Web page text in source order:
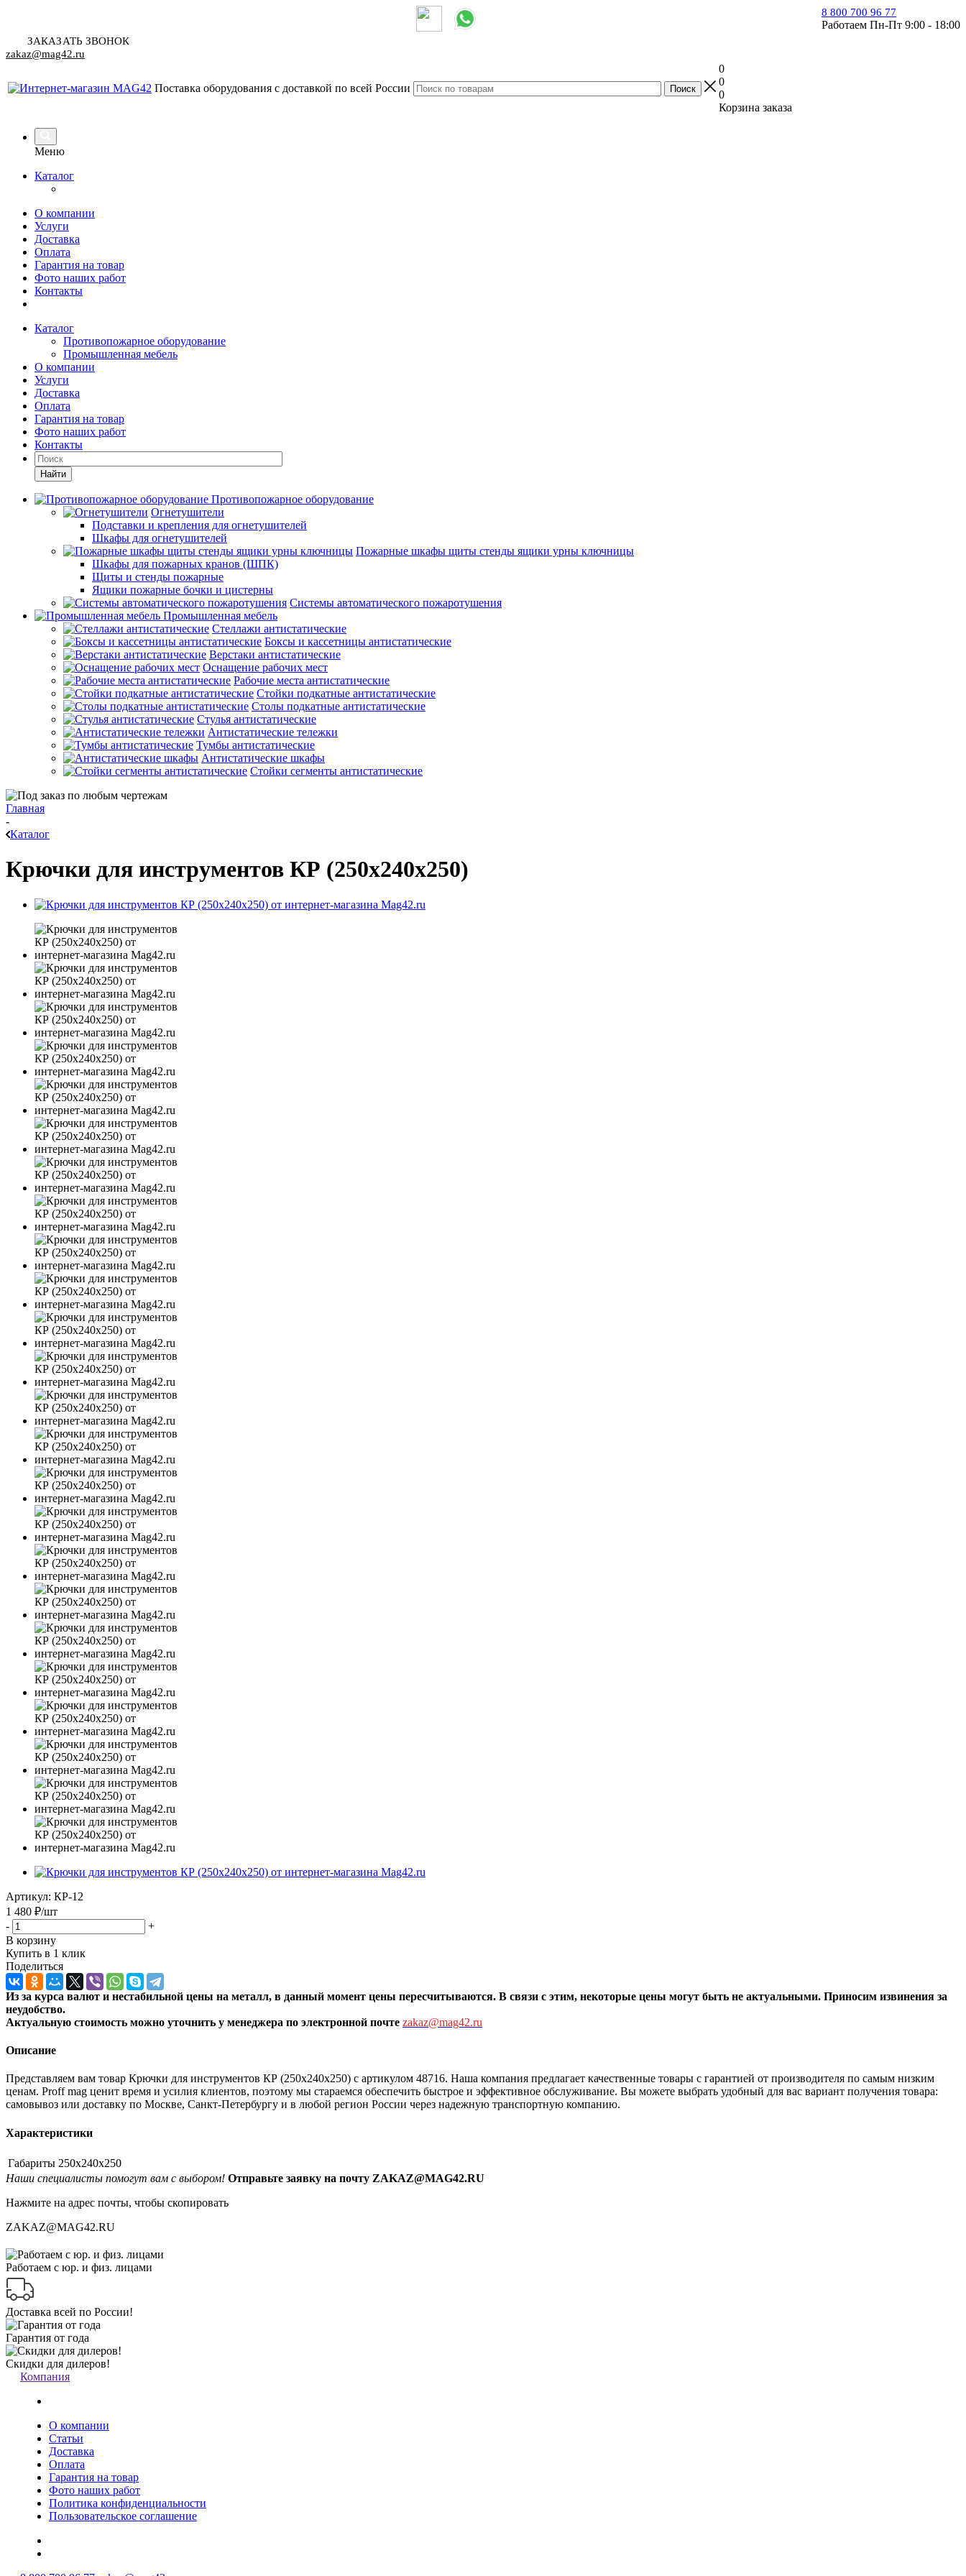
8 800 700 96 77
Работаем Пн-Пт 9:00 - 18:00
ЗАКАЗАТЬ ЗВОНОК
zakaz@mag42.ru
Поставка оборудования с доставкой по всей России
0
0
0
Корзина заказа
Меню
Каталог
О компании
Услуги
Доставка
Оплата
Гарантия на товар
Фото наших работ
Контакты
Каталог
Противопожарное оборудование
Промышленная мебель
О компании
Услуги
Доставка
Оплата
Гарантия на товар
Фото наших работ
Контакты
Найти
Противопожарное оборудование
Огнетушители
Подставки и крепления для огнетушителей
Шкафы для огнетушителей
Пожарные шкафы щиты стенды ящики урны ключницы
Шкафы для пожарных кранов (ШПК)
Щиты и стенды пожарные
Ящики пожарные бочки и цистерны
Системы автоматического пожаротушения
Промышленная мебель
Стеллажи антистатические
Боксы и кассетницы антистатические
Верстаки антистатические
Оснащение рабочих мест
Рабочие места антистатические
Стойки подкатные антистатические
Столы подкатные антистатические
Стулья антистатические
Антистатические тележки
Тумбы антистатические
Антистатические шкафы
Стойки сегменты антистатические
Главная
-
Каталог
Крючки для инструментов КР (250x240x250)
Артикул: КР-12
1 480 ₽/шт
-
+
В корзину
Купить в 1 клик
Поделиться
Из за курса валют и нестабильной цены на металл, в данный момент цены пересчитываются. В связи с этим, некоторые цены могут быть не актуальными. Приносим извинения за
неудобство.
Актуальную стоимость можно уточнить у менеджера по электронной почте zakaz@mag42.ru
Описание
Представляем вам товар Крючки для инструментов КР (250x240x250) с артикулом 48716. Наша компания предлагает качественные товары с гарантией от производителя по самым низким
ценам. Proff mag ценит время и усилия клиентов, поэтому мы стараемся обеспечить быстрое и эффективное обслуживание. Вы можете выбрать удобный для вас вариант получения товара:
самовывоз или доставку по Москве, Санкт-Петербургу и в любой регион России через надежную транспортную компанию.
Характеристики
Габариты 250x240x250
Наши специалисты помогут вам с выбором! Отправьте заявку на почту ZAKAZ@MAG42.RU
Нажмите на адрес почты, чтобы скопировать
ZAKAZ@MAG42.RU
Работаем с юр. и физ. лицами
Доставка всей по России!
Гарантия от года
Скидки для дилеров!
Компания
О компании
Статьи
Доставка
Оплата
Гарантия на товар
Фото наших работ
Политика конфиденциальности
Пользовательское соглашение